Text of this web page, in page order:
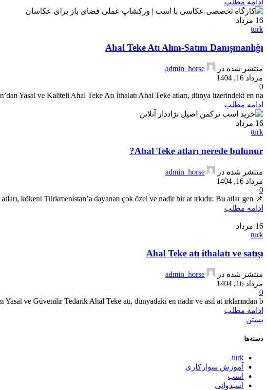
16 مرداد
turk
Ahal Teke Atı Alım-Satım Danışmanlığı
منتشر شده در
admin_horse
مرداد 16, 1404
0
Yasal ve Kaliteli Ahal Teke Atı İthalatı Ahal Teke atları, dünya üzerindeki en na...
ادامه مطلب
16 مرداد
turk
Ahal Teke atları nerede bulunur?
منتشر شده در
admin_horse
مرداد 16, 1404
0
📌 Ahal Teke atları nerede bulunur? Ahal Teke atları, kökeni Türkmenistan’a dayanan çok özel ve nadir bir at ırkıdır. Bu atlar gen...
ادامه مطلب
16 مرداد
turk
Ahal Teke atı ithalatı ve satışı
منتشر شده در
admin_horse
مرداد 16, 1404
0
Yasal ve Güvenilir Tedarik Ahal Teke atı, dünyadaki en nadir ve asil at ırklarından b...
ادامه مطلب
بستن
دسته‌ها
turk
آموزش سوارکاری
اسب
اسبدوانی